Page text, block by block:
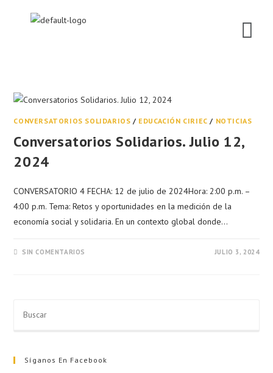
CONVERSATORIOS SOLIDARIOS / EDUCACIÓN CIRIEC / NOTICIAS
Conversatorios Solidarios. Julio 12,
2024
CONVERSATORIO 4 FECHA: 12 de julio de 2024Hora: 2:00 p.m. –
4:00 p.m. Tema: Retos y oportunidades en la medición de la
economía social y solidaria. En un contexto global donde…
SIN COMENTARIOS JULIO 3, 2024
Síganos En Facebook